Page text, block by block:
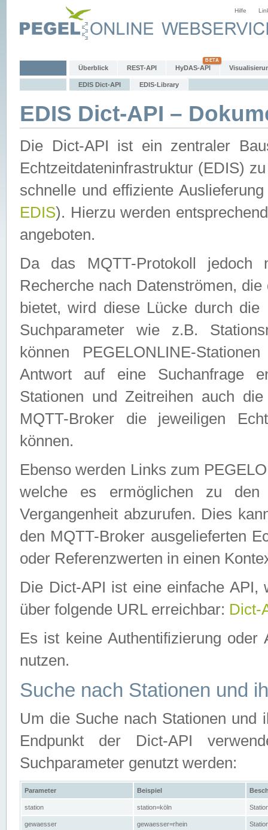
Hilfe
Überblick REST-API HyDAS-API
EDIS Dict-API EDIS-Library
EDIS Dict-API –
Die Dict-API ist ein zentraler
Echtzeitdateninfrastruktur (EDIS)
schnelle und effiziente
EDIS). Hierzu werden
angeboten.
Da das MQTT-Protokoll jedoch
Recherche nach Datenströmen,
bietet, wird diese Lücke durch die
Suchparameter wie z.B.
können PEGELONLINE-
Antwort auf eine Suchanfrage
Stationen und Zeitreihen auch
MQTT-Broker die jeweiligen
können.
Ebenso werden Links zum
welche es ermöglichen zu den
Vergangenheit abzurufen. Dies
den MQTT-Broker ausgelieferten
oder Referenzwerten in einen
Die Dict-API ist eine einfache API,
über folgende URL erreichbar: Dict-
Es ist keine Authentifizierung
nutzen.
Suche nach Stationen und
Um die Suche nach Stationen und
Endpunkt der Dict-API
Suchparameter genutzt werden:
Parameter Beispiel
station station=köln
gewaesser gewaesser=rhein